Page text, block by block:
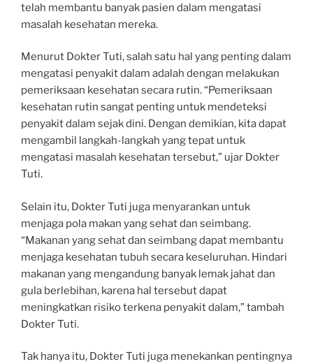
telah membantu banyak pasien dalam mengatasi
masalah kesehatan mereka.
Menurut Dokter Tuti, salah satu hal yang penting dalam
mengatasi penyakit dalam adalah dengan melakukan
pemeriksaan kesehatan secara rutin. “Pemeriksaan
kesehatan rutin sangat penting untuk mendeteksi
penyakit dalam sejak dini. Dengan demikian, kita dapat
mengambil langkah-langkah yang tepat untuk
mengatasi masalah kesehatan tersebut,” ujar Dokter
Tuti.
Selain itu, Dokter Tuti juga menyarankan untuk
menjaga pola makan yang sehat dan seimbang.
“Makanan yang sehat dan seimbang dapat membantu
menjaga kesehatan tubuh secara keseluruhan. Hindari
makanan yang mengandung banyak lemak jahat dan
gula berlebihan, karena hal tersebut dapat
meningkatkan risiko terkena penyakit dalam,” tambah
Dokter Tuti.
Tak hanya itu, Dokter Tuti juga menekankan pentingnya